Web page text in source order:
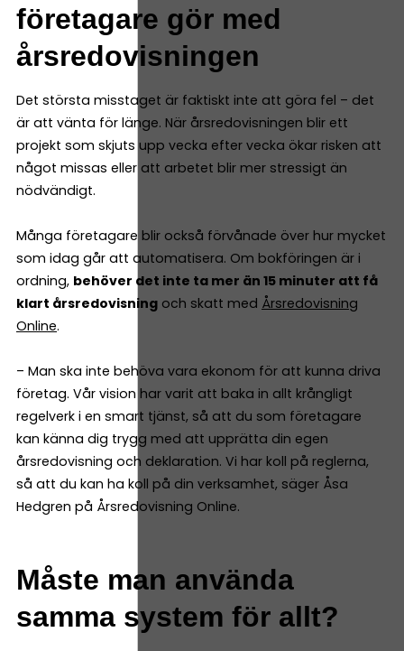
företagare gör med
årsredovisningen
Det största misstaget är faktiskt inte att göra fel – det
är att vänta för länge. När årsredovisningen blir ett
projekt som skjuts upp vecka efter vecka ökar risken att
något missas eller att arbetet blir mer stressigt än
nödvändigt.
Många företagare blir också förvånade över hur mycket
som idag går att automatisera. Om bokföringen är i
ordning, behöver det inte ta mer än 15 minuter att få
klart årsredovisning och skatt med Årsredovisning
Online.
– Man ska inte behöva vara ekonom för att kunna driva
företag. Vår vision har varit att baka in allt krångligt
regelverk i en smart tjänst, så att du som företagare
kan känna dig trygg med att upprätta din egen
årsredovisning och deklaration. Vi har koll på reglerna,
så att du kan ha koll på din verksamhet, säger Åsa
Hedgren på Årsredovisning Online.
Måste man använda
samma system för allt?